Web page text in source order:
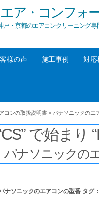
ア・コンフォ
戸・京都のエアコンクリーニング専
様の声 施工事例 対応
コンの取扱説明書 > パナソニックのエ
で始まり
パナソニックの
ナソニックのエアコンの型番 タグ：